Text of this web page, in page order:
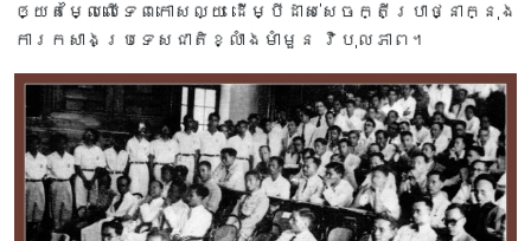
ឲ្យតម្លៃលើទេពកោសល្យ ដើម្បីដាស់សេចក្តីប្រាថ្នាក្នុង
ការកសាងប្រទេសជាតិខ្លាំងមាំមួន វិបុលភាព។